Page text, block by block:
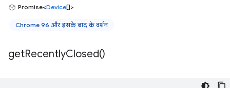
Promise<Device[]>
Chrome 96 और इसके बाद के वर्शन
getRecentlyClosed()